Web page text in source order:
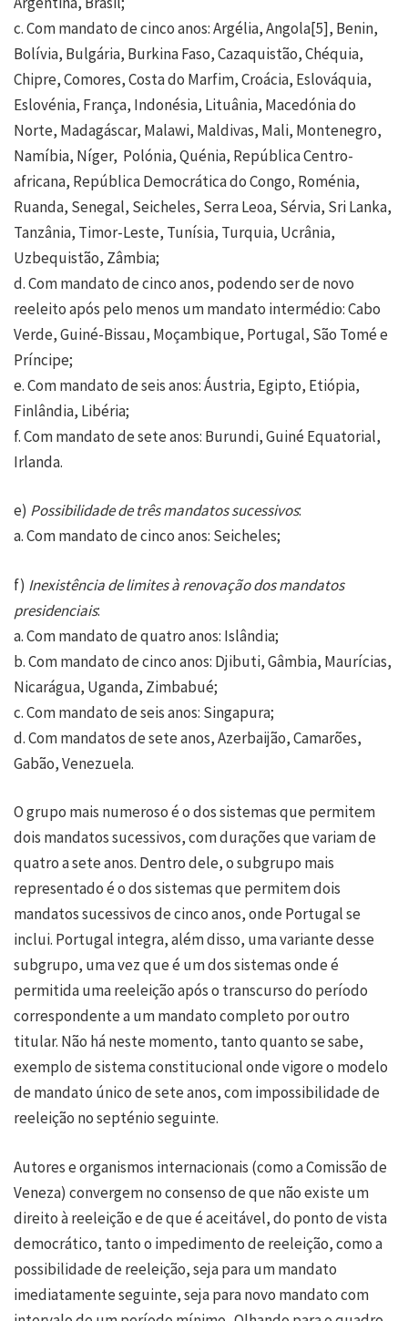
c. Com mandato de cinco anos: Argélia, Angola[5], Benin,
Bolívia, Bulgária, Burkina Faso, Cazaquistão, Chéquia,
Chipre, Comores, Costa do Marfim, Croácia, Eslováquia,
Eslovénia, França, Indonésia, Lituânia, Macedónia do
Norte, Madagáscar, Malawi, Maldivas, Mali, Montenegro,
Namíbia, Níger, Polónia, Quénia, República Centro-
africana, República Democrática do Congo, Roménia,
Ruanda, Senegal, Seicheles, Serra Leoa, Sérvia, Sri Lanka,
Tanzânia, Timor-Leste, Tunísia, Turquia, Ucrânia,
Uzbequistão, Zâmbia;
d. Com mandato de cinco anos, podendo ser de novo
reeleito após pelo menos um mandato intermédio: Cabo
Verde, Guiné-Bissau, Moçambique, Portugal, São Tomé e
Príncipe;
e. Com mandato de seis anos: Áustria, Egipto, Etiópia,
Finlândia, Libéria;
f. Com mandato de sete anos: Burundi, Guiné Equatorial,
Irlanda.
e) Possibilidade de três mandatos sucessivos:
a. Com mandato de cinco anos: Seicheles;
f) Inexistência de limites à renovação dos mandatos
presidenciais:
a. Com mandato de quatro anos: Islândia;
b. Com mandato de cinco anos: Djibuti, Gâmbia, Maurícias,
Nicarágua, Uganda, Zimbabué;
c. Com mandato de seis anos: Singapura;
d. Com mandatos de sete anos, Azerbaijão, Camarões,
Gabão, Venezuela.
O grupo mais numeroso é o dos sistemas que permitem
dois mandatos sucessivos, com durações que variam de
quatro a sete anos. Dentro dele, o subgrupo mais
representado é o dos sistemas que permitem dois
mandatos sucessivos de cinco anos, onde Portugal se
inclui. Portugal integra, além disso, uma variante desse
subgrupo, uma vez que é um dos sistemas onde é
permitida uma reeleição após o transcurso do período
correspondente a um mandato completo por outro
titular. Não há neste momento, tanto quanto se sabe,
exemplo de sistema constitucional onde vigore o modelo
de mandato único de sete anos, com impossibilidade de
reeleição no septénio seguinte.
Autores e organismos internacionais (como a Comissão de
Veneza) convergem no consenso de que não existe um
direito à reeleição e de que é aceitável, do ponto de vista
democrático, tanto o impedimento de reeleição, como a
possibilidade de reeleição, seja para um mandato
imediatamente seguinte, seja para novo mandato com